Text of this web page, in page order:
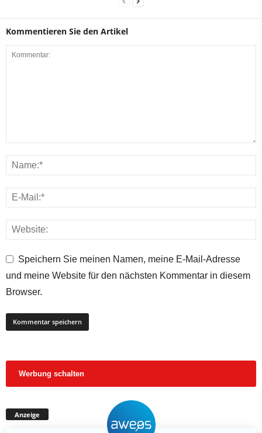
Kommentieren Sie den Artikel
Speichern Sie meinen Namen, meine E-Mail-Adresse
und meine Website für den nächsten Kommentar in diesem
Browser.
Werbung schalten
Anzeige